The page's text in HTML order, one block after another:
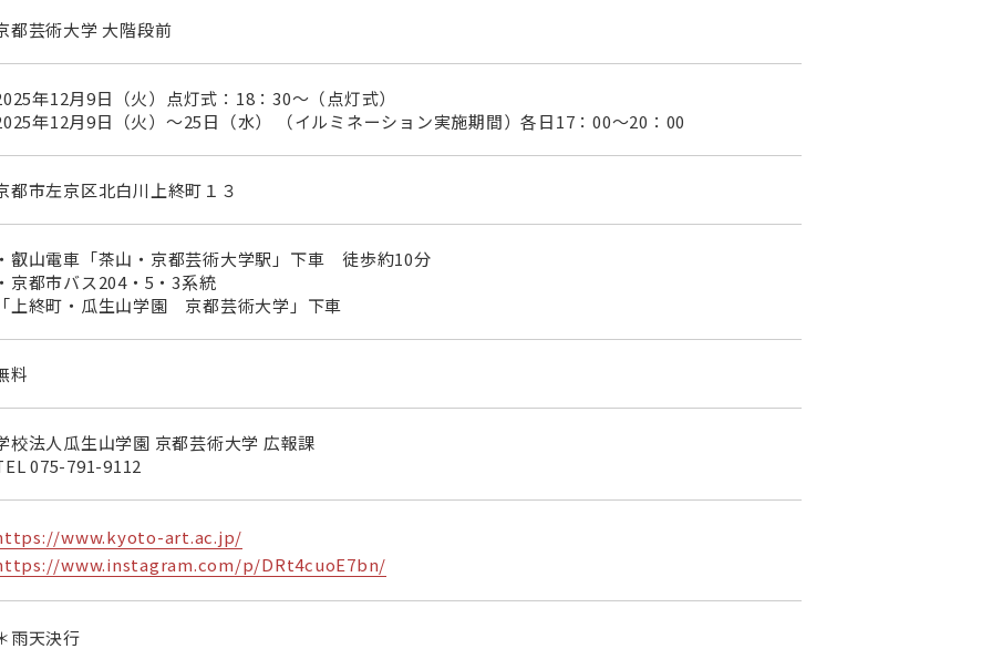
都芸術大学 大階段前
年12月9日（火）点灯式：18：30～（点灯式）
年12月9日（火）～25日（水） （イルミネーション実施期間）各日17：00～20：00
都市左京区北白川上終町１３
叡山電車「茶山・京都芸術大学駅」下車 徒歩約10分
京都市バス204・5・3系統
上終町・瓜生山学園 京都芸術大学」下車
料
校法人瓜生山学園 京都芸術大学 広報課
075-791-9112
www.kyoto-art.ac.jp/
www.instagram.com/p/DRt4cuoE7bn/
雨天決行